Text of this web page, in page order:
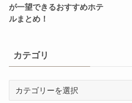
が一望できるおすすめホテ
ルまとめ！
カテゴリ